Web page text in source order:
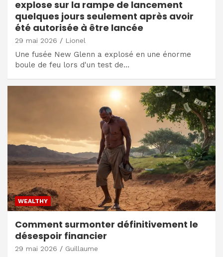
explose sur la rampe de lancement
quelques jours seulement après avoir
été autorisée à être lancée
29 mai 2026 Lionel
Une fusée New Glenn a explosé en une énorme
boule de feu lors d'un test de…
WEALTHY
Comment surmonter définitivement le
désespoir financier
29 mai 2026 Guillaume